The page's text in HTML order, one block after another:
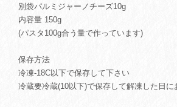
別袋パルミジャーノチーズ10g
内容量 150g
(パスタ100g合う量で作っています)
保存方法
冷凍-18C以下で保存して下さい
冷蔵要冷蔵(10以下)で保存して解凍した日